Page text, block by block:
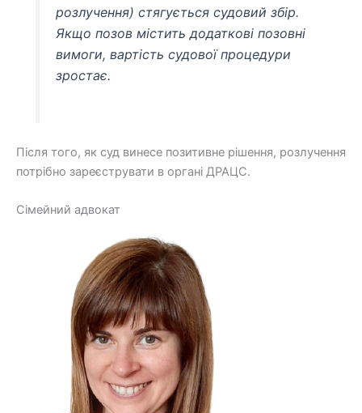
розлучення) стягується судовий збір.
Якщо позов містить додаткові позовні
вимоги, вартість судової процедури
зростає.
Після того, як суд винесе позитивне рішення, розлучення
потрібно зареєструвати в органі ДРАЦС.
Сімейний адвокат